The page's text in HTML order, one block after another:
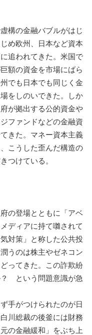
構の金融バブルがはじ
め欧州、日本など資本
追われてきた。米国で
額の資金を市場にばら
でも日本でも同じく金
をしのいできた。しか
が拠出する公的資金や
ファンドなどの金融資
きた。マネー資本主義
こうした歪んだ構造の
つけている。
の登場とともに「アベ
ディアに持て囃されて
対策」と称した公共投
うのは株主やゼネコン
ってきた。この詐欺紛
？ という問題意識が急
手がつけられたのが日
川総裁の後釜には財務
の金融緩和」をぶち上